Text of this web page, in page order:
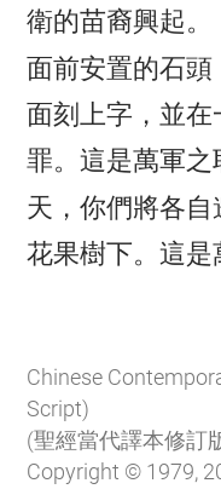
衛的苗裔興起。
面前安置的石頭
面刻上字，並
罪。這是萬軍之
天，你們將各
花果樹下。這是
Chinese
Script)
(聖經當代譯本修訂
Copyright © 1979,